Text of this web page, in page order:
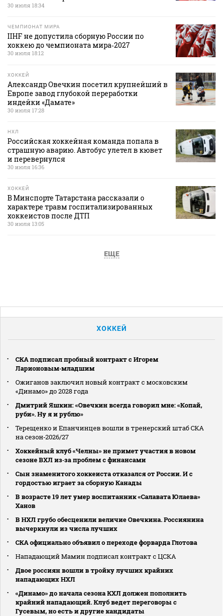
30 июля 18:34
ЧЕМПИОНАТ МИРА
IIHF не допустила сборную России по
хоккею до чемпионата мира‑2027
30 июля 18:12
ХОККЕЙ
Александр Овечкин посетил крупнейший в
Европе завод глубокой переработки
индейки «Дамате»
30 июля 17:28
НХЛ
Российская хоккейная команда попала в
страшную аварию. Автобус улетел в кювет
и перевернулся
30 июля 16:36
ХОККЕЙ
В Минспорте Татарстана рассказали о
характере травм госпитализированных
хоккеистов после ДТП
30 июля 13:05
ЕЩЕ
ХОККЕЙ
СКА подписал пробный контракт с Игорем
Ларионовым‑младшим
Ожиганов заключил новый контракт с московским
«Динамо» до 2028 года
Дмитрий Яшкин: «Овечкин всегда говорил мне: «Копай,
руби». Ну я и рублю»
Терещенко и Епанчинцев вошли в тренерский штаб СКА
на сезон‑2026/27
Хоккейный клуб «Челны» не примет участия в новом
сезоне ВХЛ из‑за проблем с финансами
Сын знаменитого хоккеиста отказался от России. И с
гордостью играет за сборную Канады
В возрасте 19 лет умер воспитанник «Салавата Юлаева»
Ханов
В НХЛ грубо обесценили величие Овечкина. Россиянина
вычеркнули из числа лучших
СКА официально объявил о переходе форварда Глотова
Нападающий Мамин подписал контракт с ЦСКА
Двое россиян вошли в тройку лучших крайних
нападающих НХЛ
«Динамо» до начала сезона КХЛ должен пополнить
крайний нападающий. Клуб ведет переговоры с
Гусевым, но есть и другие кандидаты